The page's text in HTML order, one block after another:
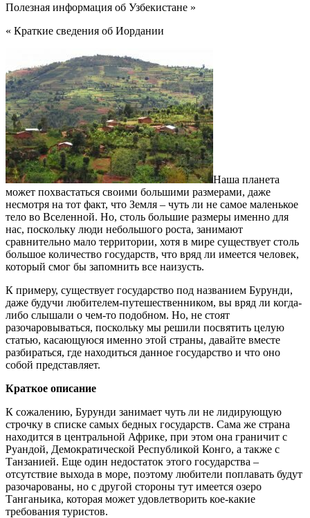
Полезная информация об Узбекистане »
« Краткие сведения об Иордании
Наша планета
может похвастаться своими большими размерами, даже
несмотря на тот факт, что Земля – чуть ли не самое маленькое
тело во Вселенной. Но, столь большие размеры именно для
нас, поскольку люди небольшого роста, занимают
сравнительно мало территории, хотя в мире существует столь
большое количество государств, что вряд ли имеется человек,
который смог бы запомнить все наизусть.
К примеру, существует государство под названием Бурунди,
даже будучи любителем-путешественником, вы вряд ли когда-
либо слышали о чем-то подобном. Но, не стоят
разочаровываться, поскольку мы решили посвятить целую
статью, касающуюся именно этой страны, давайте вместе
разбираться, где находиться данное государство и что оно
собой представляет.
Краткое описание
К сожалению, Бурунди занимает чуть ли не лидирующую
строчку в списке самых бедных государств. Сама же страна
находится в центральной Африке, при этом она граничит с
Руандой, Демократической Республикой Конго, а также с
Танзанией. Еще один недостаток этого государства –
отсутствие выхода в море, поэтому любители поплавать будут
разочарованы, но с другой стороны тут имеется озеро
Танганьика, которая может удовлетворить кое-какие
требования туристов.